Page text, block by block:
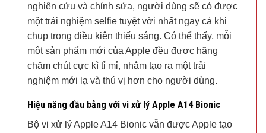
nghiên cứu và chỉnh sửa, người dùng sẽ có được
một trải nghiệm selfie tuyệt vời nhất ngay cả khi
chụp trong điều kiện thiếu sáng. Có thể thấy, mỗi
một sản phẩm mới của Apple đều được hãng
chăm chút cực kì tỉ mỉ, nhằm tạo ra một trải
nghiệm mới lạ và thú vị hơn cho người dùng.
Hiệu năng đầu bảng với vi xử lý Apple A14 Bionic
Bộ vi xử lý Apple A14 Bionic vẫn được Apple tạo